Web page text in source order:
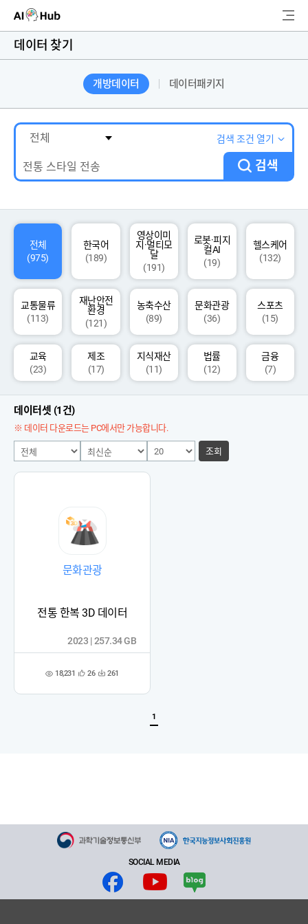
AI-Hub
AI 데이터찾기
AI 허브소개
AI 개발지원
고객지원
색
데이터 찾기
개방데이터 데이터패키지
검색 조건 열기
검색
전체
(975)
한국어
(189)
영상이미
지·멀티모
달
(191)
로봇·피지
컬AI
(19)
헬스케어
(132)
교통물류
(113)
재난안전
환경
(121)
농축수산
(89)
문화관광
(36)
스포츠
(15)
교육
(23)
제조
(17)
지식재산
(11)
법률
(12)
금융
(7)
데이터셋 (1건)
※ 데이터 다운로드는 PC에서만 가능합니다.
조회
문화관광
전통 한복 3D 데이터
조 18,231 관
록
26 다 261
2023 | 257.34 GB
1
SOCIAL MEDIA